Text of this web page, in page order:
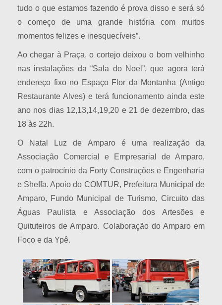
tudo o que estamos fazendo é prova disso e será só
o começo de uma grande história com muitos
momentos felizes e inesquecíveis”.
Ao chegar à Praça, o cortejo deixou o bom velhinho
nas instalações da “Sala do Noel”, que agora terá
endereço fixo no Espaço Flor da Montanha (Antigo
Restaurante Alves) e terá funcionamento ainda este
ano nos dias 12,13,14,19,20 e 21 de dezembro, das
18 às 22h.
O Natal Luz de Amparo é uma realização da
Associação Comercial e Empresarial de Amparo,
com o patrocínio da Forty Construções e Engenharia
e Sheffa. Apoio do COMTUR, Prefeitura Municipal de
Amparo, Fundo Municipal de Turismo, Circuito das
Águas Paulista e Associação dos Artesões e
Quituteiros de Amparo. Colaboração do Amparo em
Foco e da Ypê.